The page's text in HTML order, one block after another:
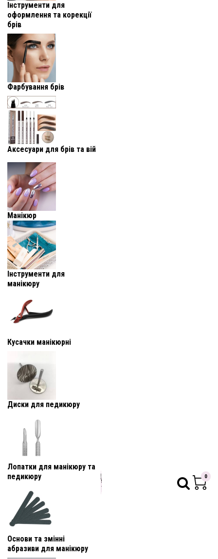
Інструменти для
оформлення та корекції
брів
Фарбування брів
Аксесуари для брів та вій
Манікюр
Інструменти для
манікюру
Кусачки манікюрні
Диски для педикюру
Лопатки для манікюру та
педикюру
Основи та змінні
абразиви для манікюру
0